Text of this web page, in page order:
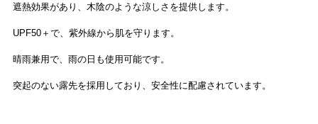
遮熱効果があり、木陰のような涼しさを提供します。
UPF50＋で、紫外線から肌を守ります。
晴雨兼用で、雨の日も使用可能です。
突起のない露先を採用しており、安全性に配慮されています。